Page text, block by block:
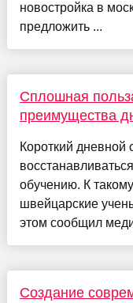
новостройка в
предложить ...
Сплошная
преимущества
Короткий дневной
обучению. К
швейцарские
этом сообщил
Создание